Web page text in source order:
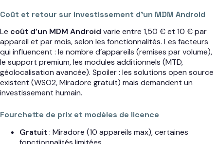
Coût et retour sur investissement d’un MDM Android
Le coût d’un MDM Android varie entre 1,50 € et 10 € par
appareil et par mois, selon les fonctionnalités. Les facteurs
qui influencent : le nombre d’appareils (remises par volume),
le support premium, les modules additionnels (MTD,
géolocalisation avancée). Spoiler : les solutions open source
existent (WSO2, Miradore gratuit) mais demandent un
investissement humain.
Fourchette de prix et modèles de licence
Gratuit : Miradore (10 appareils max), certaines